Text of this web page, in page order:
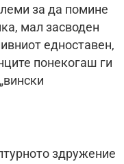
за да помине
мал засводен
едноставен,
понекогаш ги
здружение